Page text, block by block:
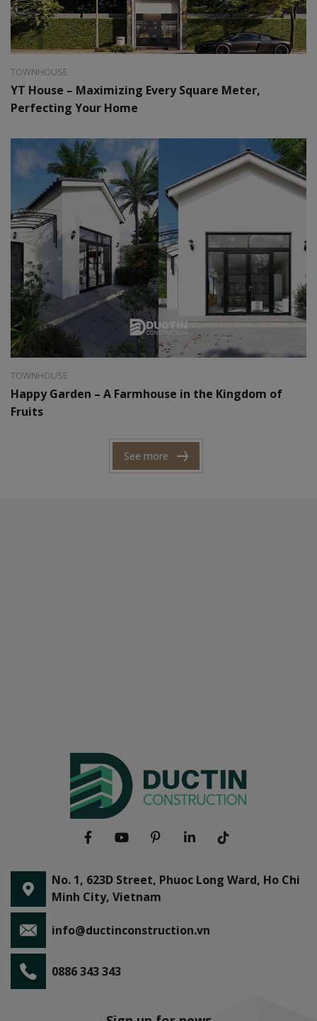
Style:Hiện đại
Area:5 x 15m
TOWNHOUSE
YT House – Maximizing Every Square Meter,
Perfecting Your Home
Style:
Hiện đại
Area:5 x 15m
TOWNHOUSE
Happy Garden – A Farmhouse in the Kingdom of
Fruits
See more
No. 1, 623D Street, Phuoc Long Ward, Ho Chi
Minh City, Vietnam
info@ductinconstruction.vn
0886 343 343